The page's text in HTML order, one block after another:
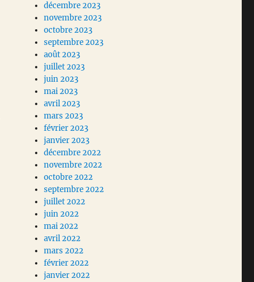
décembre 2023
novembre 2023
octobre 2023
septembre 2023
août 2023
juillet 2023
juin 2023
mai 2023
avril 2023
mars 2023
février 2023
janvier 2023
décembre 2022
novembre 2022
octobre 2022
septembre 2022
juillet 2022
juin 2022
mai 2022
avril 2022
mars 2022
février 2022
janvier 2022